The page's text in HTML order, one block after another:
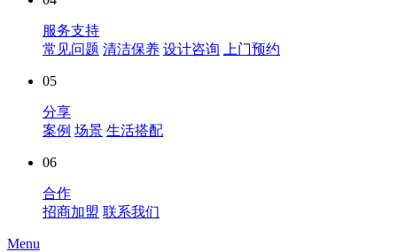
服务支持
常见问题 清洁保养 设计咨询 上门预约
05
分享
案例 场景 生活搭配
06
合作
招商加盟 联系我们
Menu